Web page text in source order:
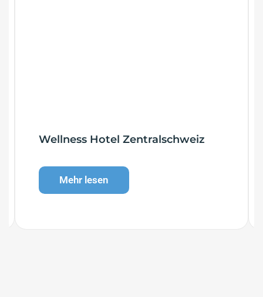
Wellness Hotel Zentralschweiz
Mehr lesen